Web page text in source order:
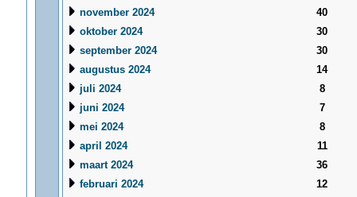
november 2024
40
oktober 2024
30
september 2024
30
augustus 2024
14
juli 2024
8
juni 2024
7
mei 2024
8
april 2024
11
maart 2024
36
februari 2024
12